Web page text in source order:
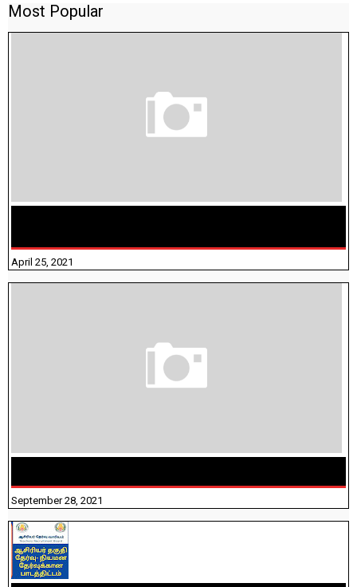
Most Popular
April 25, 2021
September 28, 2021